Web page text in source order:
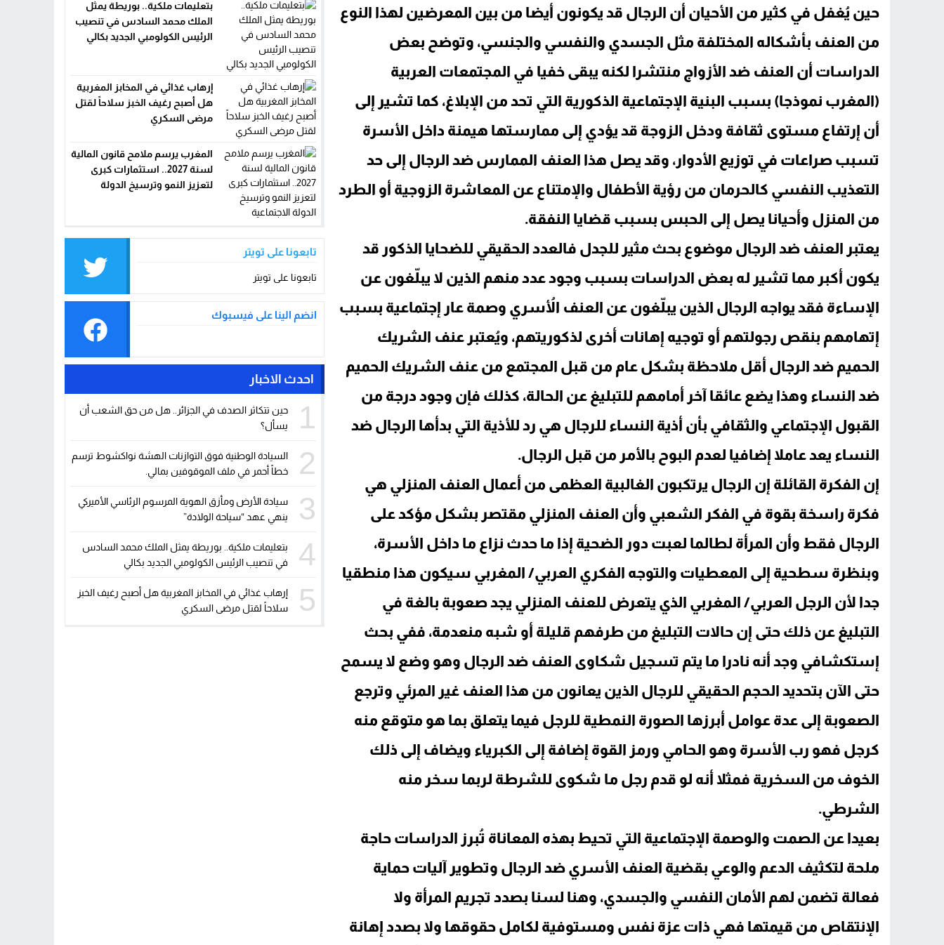
موظفة جماعية متقاعدة تطالب وزير الداخلية بإنصافها في ملف التقاعد
العالم على صفيح الجوع موجة غلاء عالمية تهدد موائد المغاربة
حين يُغفل في كثير من الأحيان أن الرجال قد يكونون أيضا من بين المعرضين لهذا النوع
من العنف بأشكاله المختلفة مثل الجسدي والنفسي والجنسي، وتوضح بعض
الدراسات أن العنف ضد الأزواج منتشرا لكنه يبقى خفيا في المجتمعات العربية
(المغرب نموذجا) بسبب البنية الإجتماعية الذكورية التي تحد من الإبلاغ، كما تشير إلى
أن إرتفاع مستوى ثقافة ودخل الزوجة قد يؤدي إلى ممارستها هيمنة داخل الأسرة
تسبب صراعات في توزيع الأدوار، وقد يصل هذا العنف الممارس ضد الرجال إلى حد
التعذيب النفسي كالحرمان من رؤية الأطفال والإمتناع عن المعاشرة الزوجية أو الطرد
من المنزل وأحيانا يصل إلى الحبس بسبب قضايا النفقة.
يعتبر العنف ضد الرجال موضوع بحث مثير للجدل فالعدد الحقيقي للضحايا الذكور قد
يكون أكبر مما تشير له بعض الدراسات بسبب وجود عدد منهم الذين لا يبلّغون عن
الإساءة فقد يواجه الرجال الذين يبلّغون عن العنف الأُسري وصمة عار إجتماعية بسبب
إتهامهم بنقص رجولتهم أو توجيه إهانات أخرى لذكوريتهم، ويُعتبر عنف الشريك
الحميم ضد الرجال أقل ملاحظة بشكل عام من قبل المجتمع من عنف الشريك الحميم
ضد النساء وهذا يضع عائقا آخر أمامهم للتبليغ عن الحالة، كذلك فإن وجود درجة من
القبول الإجتماعي والثقافي بأن أذية النساء للرجال هي رد للأذية التي بدأها الرجال ضد
النساء يعد عاملا إضافيا لعدم البوح بالأمر من قبل الرجال.
إن الفكرة القائلة إن الرجال يرتكبون الغالبية العظمى من أعمال العنف المنزلي هي
فكرة راسخة بقوة في الفكر الشعبي وأن العنف المنزلي مقتصر بشكل مؤكد على
الرجال فقط وأن المرأة لطالما لعبت دور الضحية إذا ما حدث نزاع ما داخل الأسرة،
وبنظرة سطحية إلى المعطيات والتوجه الفكري العربي/ المغربي سيكون هذا منطقيا
جدا لأن الرجل العربي/ المغربي الذي يتعرض للعنف المنزلي يجد صعوبة بالغة في
التبليغ عن ذلك حتى إن حالات التبليغ من طرفهم قليلة أو شبه منعدمة، ففي بحث
إستكشافي وجد أنه نادرا ما يتم تسجيل شكاوى العنف ضد الرجال وهو وضع لا يسمح
حتى الآن بتحديد الحجم الحقيقي للرجال الذين يعانون من هذا العنف غير المرئي وترجع
الصعوبة إلى عدة عوامل أبرزها الصورة النمطية للرجل فيما يتعلق بما هو متوقع منه
كرجل فهو رب الأسرة وهو الحامي ورمز القوة إضافة إلى الكبرياء ويضاف إلى ذلك
الخوف من السخرية فمثلا أنه لو قدم رجل ما شكوى للشرطة لربما سخر منه
الشرطي.
بعيدا عن الصمت والوصمة الإجتماعية التي تحيط بهذه المعاناة تُبرز الدراسات حاجة
ملحة لتكثيف الدعم والوعي بقضية العنف الأسري ضد الرجال وتطوير آليات حماية
فعالة تضمن لهم الأمان النفسي والجسدي، وهنا لسنا بصدد تجريم المرأة ولا
الإنتقاص من قيمتها فهي ذات عزة نفس ومستوفية لكامل حقوقها ولا بصدد إهانة
بتعليمات ملكية.. بوريطة يمثل
الملك محمد السادس في تنصيب
الرئيس الكولومبي الجديد بكالي
إرهاب غذائي في المخابز المغربية
هل أصبح رغيف الخبز سلاحاً لقتل
مرضى السكري
المغرب يرسم ملامح قانون المالية
لسنة 2027.. استثمارات كبرى
لتعزيز النمو وترسيخ الدولة
تابعونا على تويتر
تابعونا على تويتر
انضم الينا على فيسبوك
احدث الاخبار
1
حين تتكاثر الصدف في الجزائر.. هل من حق الشعب أن
يسأل؟
2
السيادة الوطنية فوق التوازنات الهشة نواكشوط ترسم
خطاً أحمر في ملف الموقوفين بمالي.
3
سيادة الأرض ومأزق الهوية المرسوم الرئاسي الأميركي
ينهي عهد “سياحة الولادة”
4
بتعليمات ملكية.. بوريطة يمثل الملك محمد السادس
في تنصيب الرئيس الكولومبي الجديد بكالي
5
إرهاب غذائي في المخابز المغربية هل أصبح رغيف الخبز
سلاحاً لقتل مرضى السكري